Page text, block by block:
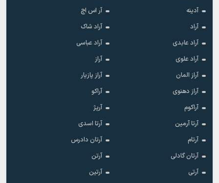
آدینه
آر اس اچ
آراد
آراد شاک
آراد عابدی
آراد عباسی
آراد علوی
آراز
آراز المان
آراز پازیار
آراز دهنوی
آراکو
آراکوم
آرپژ
آرتا آرمین
آرتا اسدی
آرتام
آرتان دادرس
آرتان گادلی
آرتن
آرتی
آرتین